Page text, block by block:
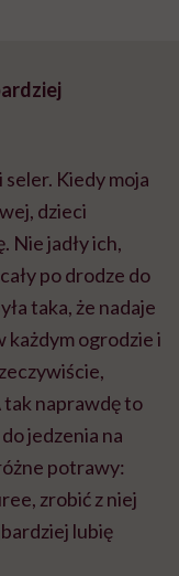
Kiedy moja
dzieci
Nie jadły ich,
po drodze do
taka, że nadaje
każdym ogrodzie i
tak naprawdę to
jedzenia na
potrawy:
zrobić z niej
lubię